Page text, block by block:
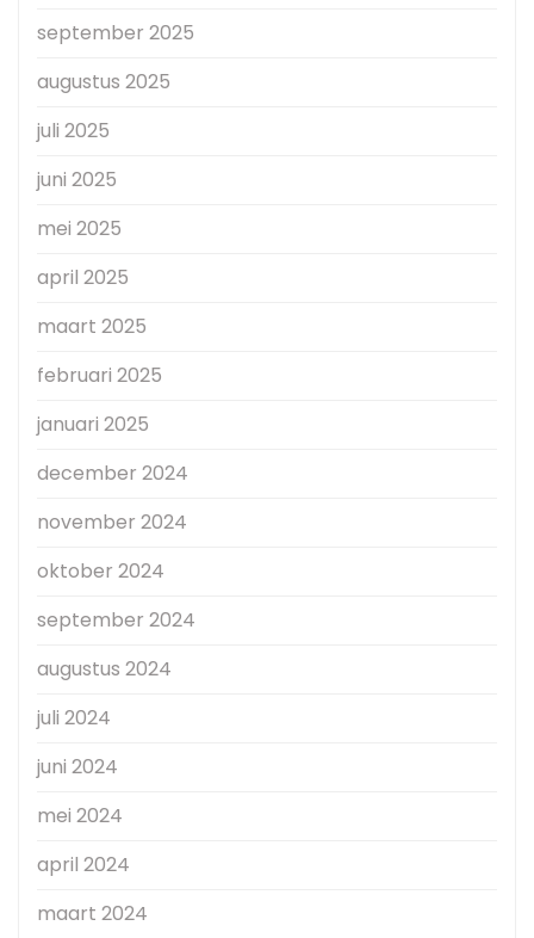
september 2025
augustus 2025
juli 2025
juni 2025
mei 2025
april 2025
maart 2025
februari 2025
januari 2025
december 2024
november 2024
oktober 2024
september 2024
augustus 2024
juli 2024
juni 2024
mei 2024
april 2024
maart 2024